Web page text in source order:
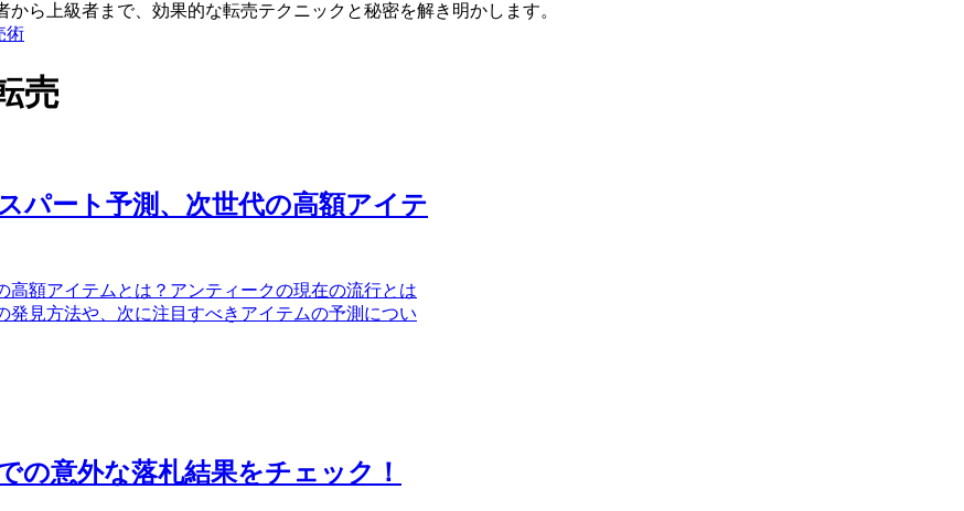
ら上級者まで、効果的な転売テクニックと秘密を解き明かします。
術
売
パート予測、次世代の高額アイテ
額アイテムとは？アンティークの現在の流行とは
見方法や、次に注目すべきアイテムの予測につい
の意外な落札結果をチェック！